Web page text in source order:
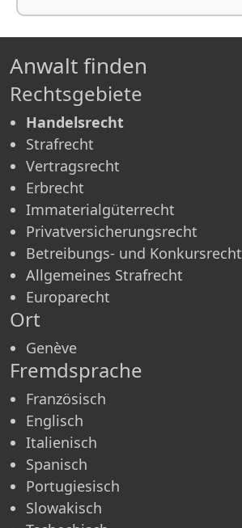
Anwalt finden
Rechtsgebiete
Handelsrecht
Strafrecht
Vertragsrecht
Erbrecht
Immaterialgüterrecht
Privatversicherungsrecht
Betreibungs- und Konkursrecht
Allgemeines Strafrecht
Europarecht
Ort
Genève
Fremdsprache
Französisch
Englisch
Italienisch
Spanisch
Portugiesisch
Slowakisch